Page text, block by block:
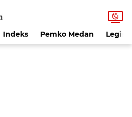
Indeks Pemko Medan